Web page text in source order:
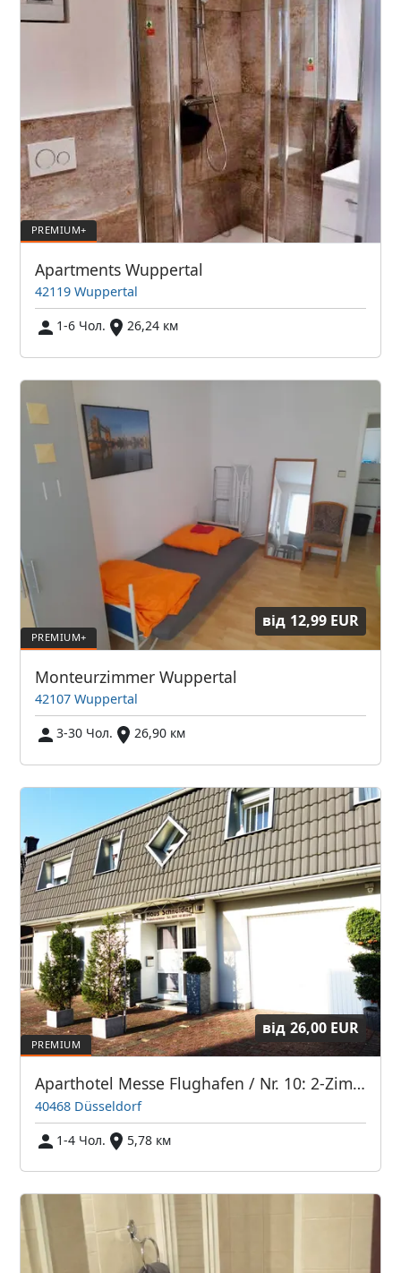
Apartments Wuppertal
42119 Wuppertal
1-6 Чол.
26,24 км
від 12,99 EUR
Monteurzimmer Wuppertal
42107 Wuppertal
3-30 Чол.
26,90 км
від 26,00 EUR
Aparthotel Messe Flughafen / Nr. 10: 2-Zimmer-DG-Apartment im Haupthaus
40468 Düsseldorf
1-4 Чол.
5,78 км